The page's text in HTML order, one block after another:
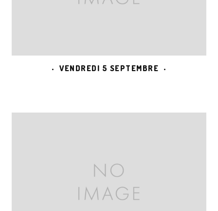
VENDREDI 5 SEPTEMBRE